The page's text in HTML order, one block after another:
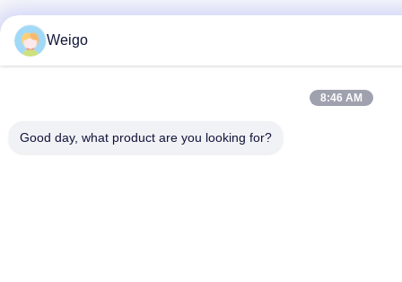
Weigo
8:46 AM
Good day, what product are you looking for?